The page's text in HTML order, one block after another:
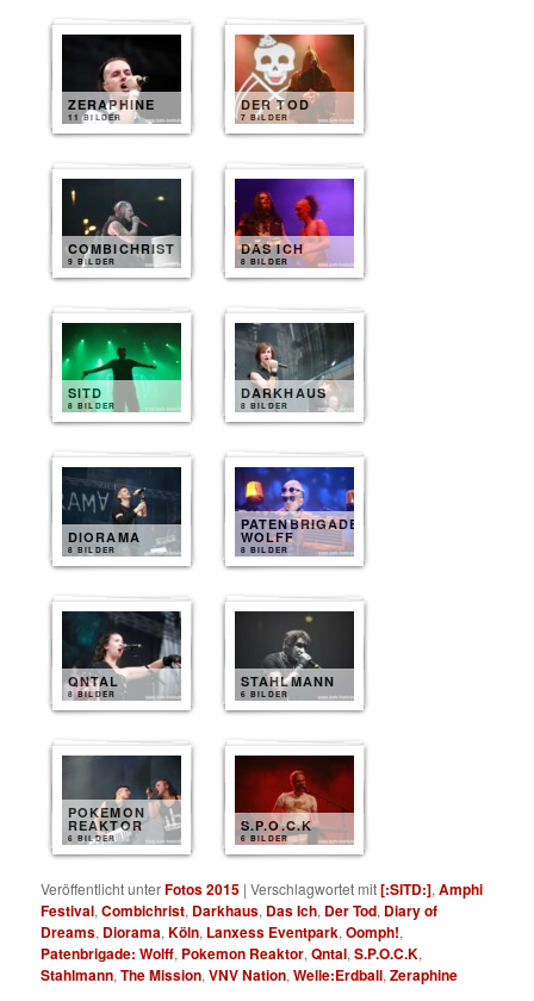
ZERAPHINE
11 BILDER
DER TOD
7 BILDER
COMBICHRIST
9 BILDER
DAS ICH
8 BILDER
SITD
8 BILDER
DARKHAUS
8 BILDER
DIORAMA
8 BILDER
PATENBRIGADE
WOLFF
8 BILDER
QNTAL
8 BILDER
STAHLMANN
6 BILDER
POKEMON
REAKTOR
6 BILDER
S.P.O.C.K
6 BILDER
Veröffentlicht unterFotos 2015 |Verschlagwortet mit[:SITD:],Amphi
Festival,Combichrist, Darkhaus, Das Ich, Der Tod, Diary of
Dreams, Diorama,Köln, Lanxess Eventpark,Oomph!,
Patenbrigade: Wolff, Pokemon Reaktor,Qntal,S.P.O.C.K,
Stahlmann,The Mission,VNV Nation,Welle:Erdball,Zeraphine